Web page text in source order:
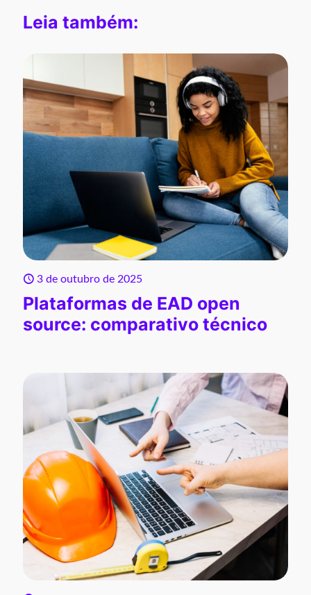
Leia também:
3 de outubro de 2025
Plataformas de EAD open
source: comparativo técnico